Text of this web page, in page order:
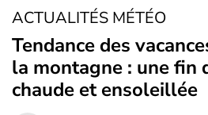
ACTUALITÉS MÉTÉO
Tendance des
la montagne : une fin
chaude et ensoleillée